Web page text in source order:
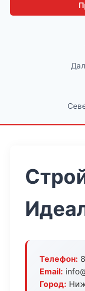
Телефон:
Email:
Город: